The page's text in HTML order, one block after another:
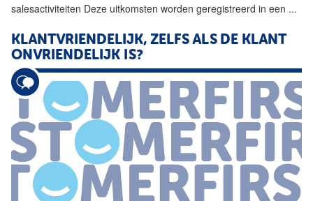
salesactiviteiten Deze uitkomsten worden geregistreerd in een ...
KLANTVRIENDELIJK, ZELFS ALS DE KLANT
ONVRIENDELIJK IS?